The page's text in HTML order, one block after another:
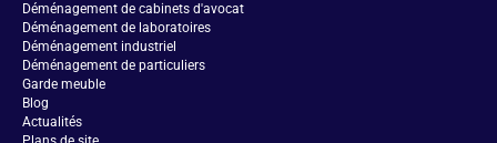
Déménagement de cabinets d'avocat
Déménagement de laboratoires
Déménagement industriel
Déménagement de particuliers
Garde meuble
Blog
Actualités